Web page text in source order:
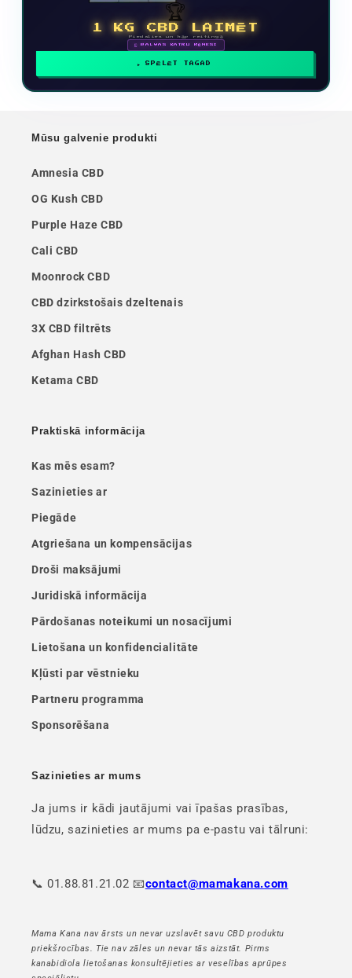
🏆
1 KG CBD LAIMĒT
Piedalies un kāp reitingā
🗓 BALVAS KATRU MĒNESI
SPĒLĒT TAGAD
Mūsu galvenie produkti
Amnesia CBD
OG Kush CBD
Purple Haze CBD
Cali CBD
Moonrock CBD
CBD dzirkstošais dzeltenais
3X CBD filtrēts
Afghan Hash CBD
Ketama CBD
Praktiskā informācija
Kas mēs esam?
Sazinieties ar
Piegāde
Atgriešana un kompensācijas
Droši maksājumi
Juridiskā informācija
Pārdošanas noteikumi un nosacījumi
Lietošana un konfidencialitāte
Kļūsti par vēstnieku
Partneru programma
Sponsorēšana
Sazinieties ar mums
Ja jums ir kādi jautājumi vai īpašas prasības,
lūdzu, sazinieties ar mums pa e-pastu vai tālruni:
📞 01.88.81.21.02 📧contact@mamakana.com
Mama Kana nav ārsts un nevar uzslavēt savu CBD produktu
priekšrocības. Tie nav zāles un nevar tās aizstāt. Pirms
kanabidiola lietošanas konsultējieties ar veselības aprūpes